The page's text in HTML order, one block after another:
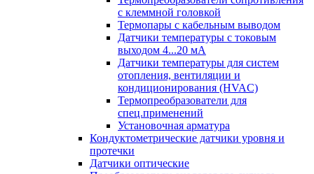
с клеммной головкой
Термопары с кабельным выводом
Датчики температуры с токовым
выходом 4...20 мА
Датчики температуры для систем
отопления, вентиляции и
кондиционирования (HVAC)
Термопреобразователи для
спец.применений
Установочная арматура
Кондуктометрические датчики уровня и
протечки
Датчики оптические